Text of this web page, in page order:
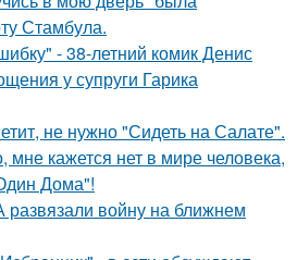
Стамбула.
- 38-летний комик Денис
у супруги Гарика
не нужно "Сидеть на Салате".
мне кажется нет в мире человека,
Дома"!
войну на ближнем